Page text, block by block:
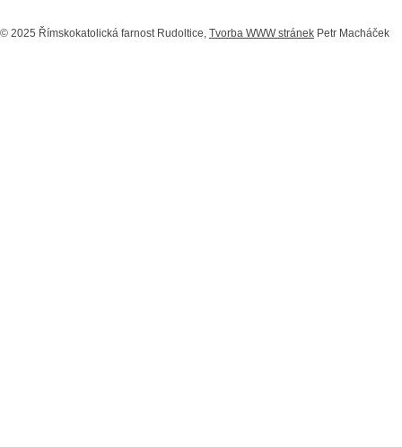
© 2025 Římskokatolická farnost Rudoltice, Tvorba WWW stránek Petr Macháček